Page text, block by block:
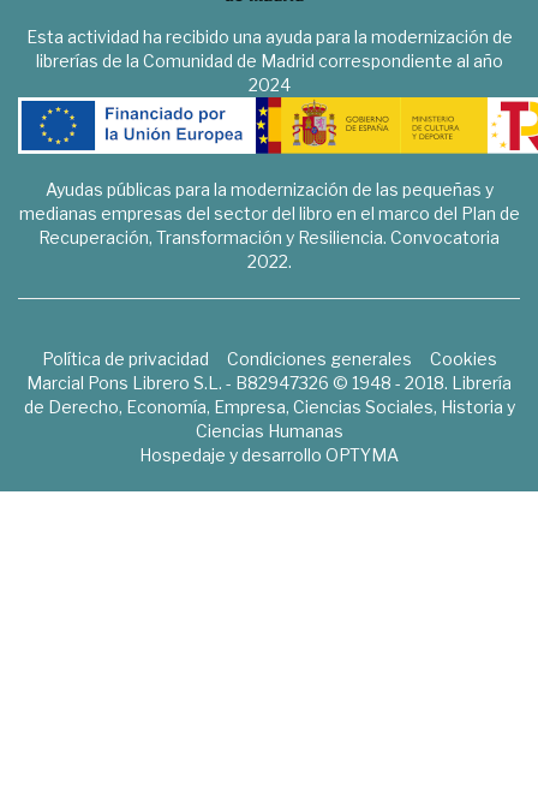
Esta actividad ha recibido una ayuda para la modernización de
librerías de la Comunidad de Madrid correspondiente al año
2024
Ayudas públicas para la modernización de las pequeñas y
medianas empresas del sector del libro en el marco del Plan de
Recuperación, Transformación y Resiliencia. Convocatoria
2022.
Política de privacidad Condiciones generales
Cookies
Marcial Pons Librero S.L. - B82947326 © 1948 - 2018. Librería
de Derecho, Economía, Empresa, Ciencias Sociales, Historia y
Ciencias Humanas
Hospedaje y desarrollo OPTYMA